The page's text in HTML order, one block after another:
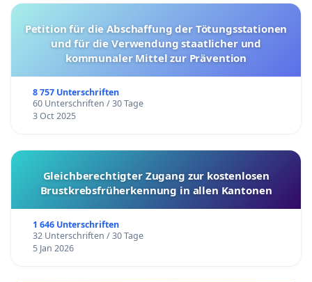
Petition für die Abschaffung der Tötungsstationen
und für die Verwendung staatlicher und
kommunaler Mittel zur Prävention
8 757 Unterschriften
60 Unterschriften / 30 Tage
3 Oct 2025
Gleichberechtigter Zugang zur kostenlosen
Brustkrebsfrüherkennung in allen Kantonen
1 646 Unterschriften
32 Unterschriften / 30 Tage
5 Jan 2026